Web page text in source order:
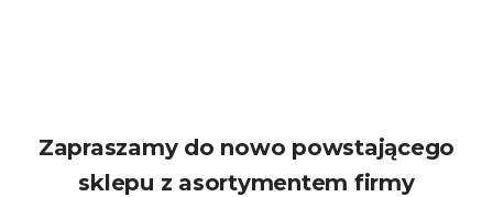
Zapraszamy do nowo powstającego
sklepu z asortymentem firmy